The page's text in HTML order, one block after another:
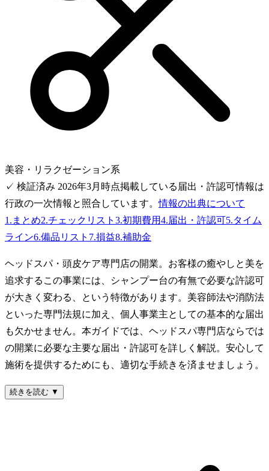
美容・リラクゼーション系
✓ 検証済み 2026年3月時点掲載している届出・許認可情報は
行政の一次情報と照合しています。情報の出典について
1 . まとめ2.チェックリスト 3.初期費用4.届出・許認可5.タイム
ライン6.備品リスト 7.損益8.補助金
ヘッドスパ・頭皮ケア専門店の開業。お客様の癒やしと美を
追求するこの事業には、シャンプー台の有無で必要な許認可
が大きく変わる、という特徴があります。美容師法や消防法
といった専門法規に加え、個人事業主としての基本的な届出
も欠かせません。本ガイドでは、ヘッドスパ専門店ならでは
の開業に必要な主要な届出・許認可を詳しく解説。安心して
施術を提供するためにも、適切な手続きを済ませましょう。
続きを読む ▼